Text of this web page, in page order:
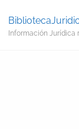
Información Jurídica